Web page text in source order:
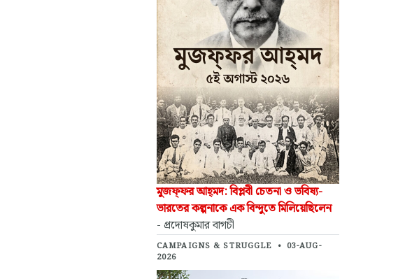
মুজফ্‌ফর আহ্‌মদ: বিপ্লবী চেতনা ও ভবিষ্য-
ভারতের কল্পনাকে এক বিন্দুতে মিলিয়েছিলেন
- প্রদোষকুমার বাগচী
CAMPAIGNS & STRUGGLE • 03-AUG-
2026